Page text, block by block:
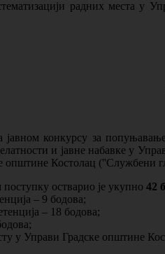
радних места у
конкурсу за
и јавне набавке у
општине Костолац (''Службени
остварио је укупно 42
– 9 бодова;
– 18 бодова;
у Управи Градске општине